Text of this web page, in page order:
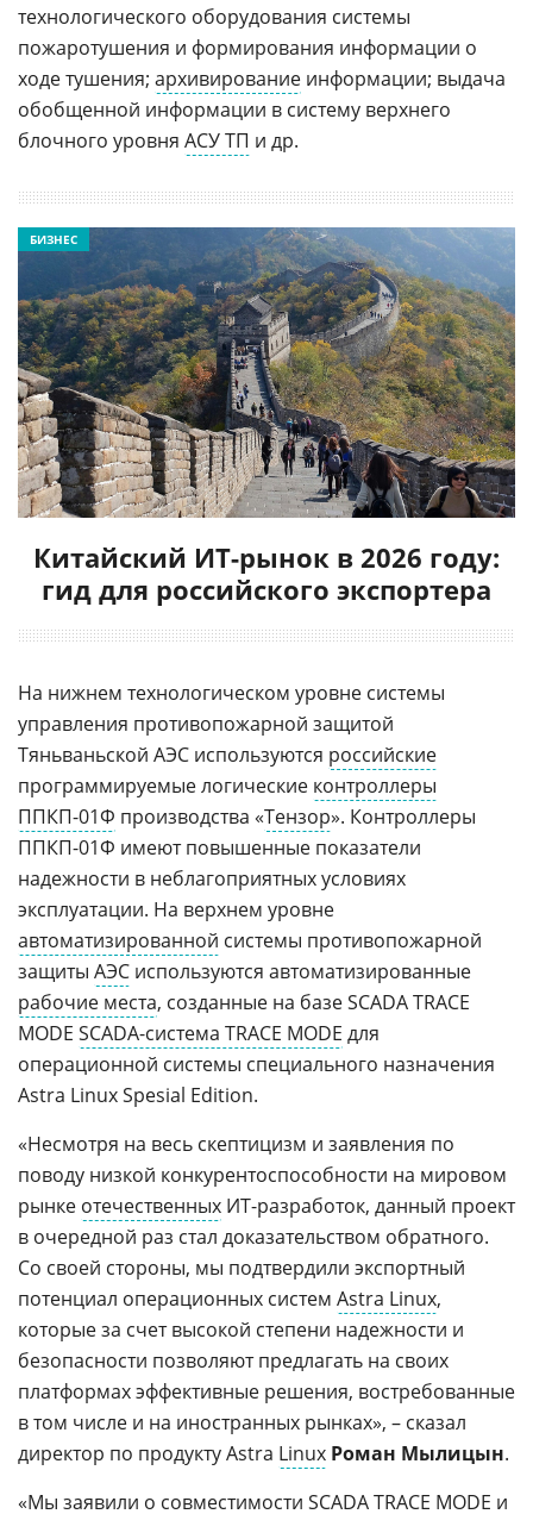
технологического оборудования системы
пожаротушения и формирования информации о
ходе тушения; архивирование информации; выдача
обобщенной информации в систему верхнего
блочного уровня АСУ ТП и др.
Китайский ИТ-рынок в 2026 году:
гид для российского экспортера
БИЗНЕС
На нижнем технологическом уровне системы
управления противопожарной защитой
Тяньваньской АЭС используются российские
программируемые логические контроллеры
ППКП-01Ф производства «Тензор». Контроллеры
ППКП-01Ф имеют повышенные показатели
надежности в неблагоприятных условиях
эксплуатации. На верхнем уровне
автоматизированной системы противопожарной
защиты АЭС используются автоматизированные
рабочие места, созданные на базе SCADA TRACE
MODE SCADA-система TRACE MODE для
операционной системы специального назначения
Astra Linux Spesial Edition.
«Несмотря на весь скептицизм и заявления по
поводу низкой конкурентоспособности на мировом
рынке отечественных ИТ-разработок, данный проект
в очередной раз стал доказательством обратного.
Со своей стороны, мы подтвердили экспортный
потенциал операционных систем Astra Linux,
которые за счет высокой степени надежности и
безопасности позволяют предлагать на своих
платформах эффективные решения, востребованные
в том числе и на иностранных рынках», – сказал
директор по продукту Astra Linux Роман Мылицын.
«Мы заявили о совместимости SCADA TRACE MODE и